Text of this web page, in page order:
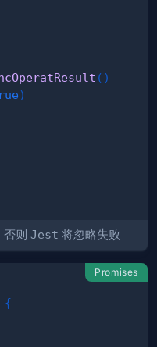
( )
)
则 Jest 将忽略失败
Promises
{